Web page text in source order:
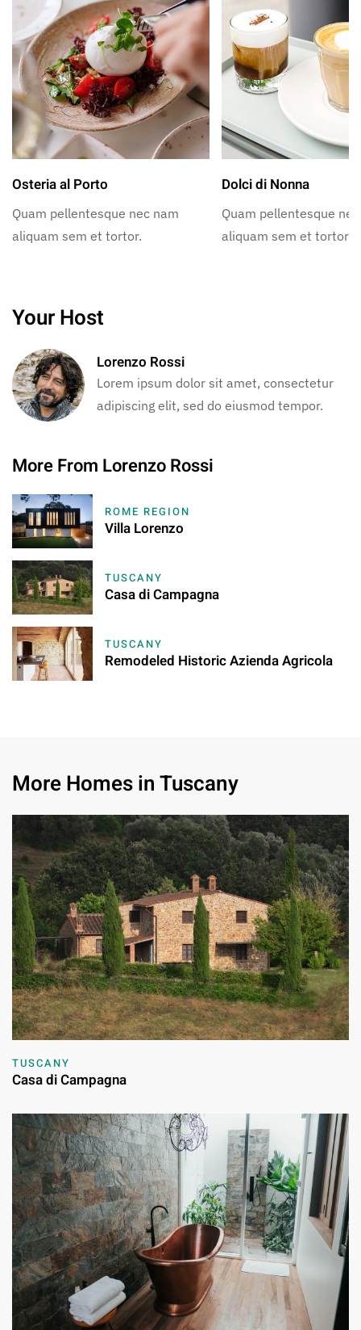
Osteria al Porto
Quam pellentesque nec nam
aliquam sem et tortor.
Dolci di Nonna
Quam pellentesque
aliquam sem et tortor.
Your Host
Lorenzo Rossi
Lorem ipsum dolor sit amet, consectetur
adipiscing elit, sed do eiusmod tempor.
More From Lorenzo Rossi
ROME REGION
Villa Lorenzo
TUSCANY
Casa di Campagna
TUSCANY
Remodeled Historic Azienda Agricola
More Homes in Tuscany
TUSCANY
Casa di Campagna